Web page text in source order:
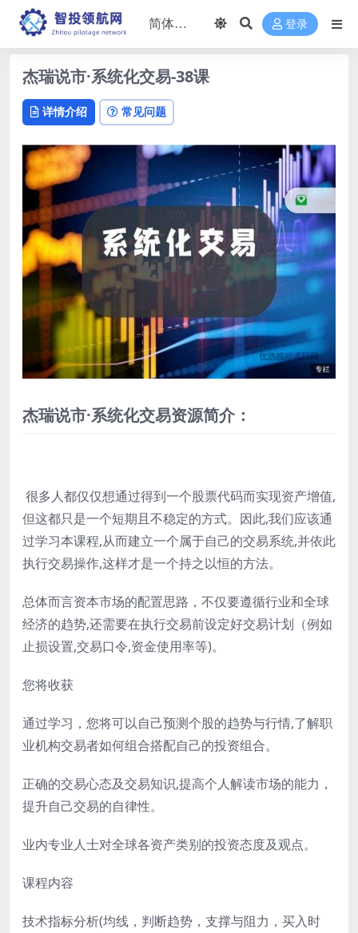
登录
杰瑞说市·系统化交易-38课
详情介绍 常见问题
杰瑞说市·系统化交易资源简介：
很多人都仅仅想通过得到一个股票代码而实现资产增值,
但这都只是一个短期且不稳定的方式。因此,我们应该通
过学习本课程,从而建立一个属于自己的交易系统,并依此
执行交易操作,这样才是一个持之以恒的方法。
总体而言资本市场的配置思路，不仅要遵循行业和全球
经济的趋势,还需要在执行交易前设定好交易计划（例如
止损设置,交易口令,资金使用率等)。
您将收获
通过学习，您将可以自己预测个股的趋势与行情,了解职
业机构交易者如何组合搭配自己的投资组合。
正确的交易心态及交易知识,提高个人解读市场的能力，
提升自己交易的自律性。
业内专业人士对全球各资产类别的投资态度及观点。
课程内容
技术指标分析(均线，判断趋势，支撑与阻力，买入时